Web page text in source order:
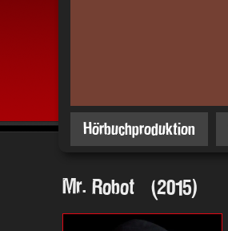
Hörbuchproduktion
Mr. Robot (2015)